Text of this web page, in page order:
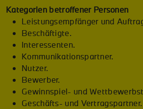
Kategorien betroffener Personen
Leistungsempfänger und
Beschäftigte.
Interessenten.
Kommunikationspartner.
Nutzer.
Bewerber.
Gewinnspiel- und
Geschäfts- und Vertragspartner.